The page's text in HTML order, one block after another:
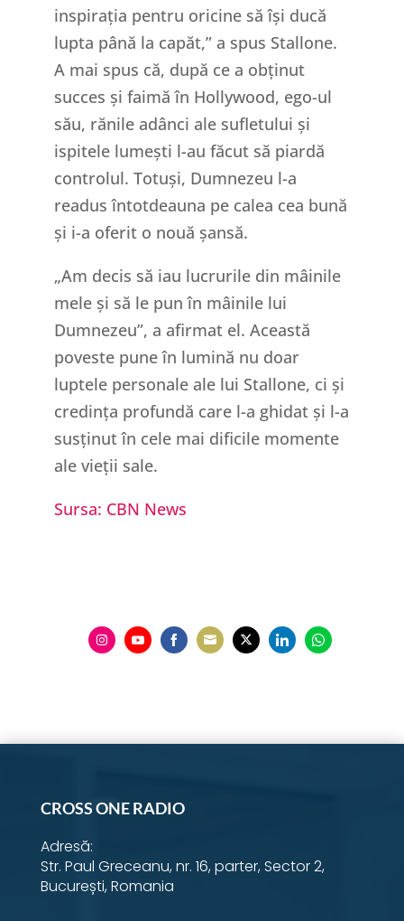
inspirația pentru oricine să își ducă
lupta până la capăt,” a spus Stallone.
A mai spus că, după ce a obținut
succes și faimă în Hollywood, ego-ul
său, rănile adânci ale sufletului și
ispitele lumești l-au făcut să piardă
controlul. Totuși, Dumnezeu l-a
readus întotdeauna pe calea cea bună
și i-a oferit o nouă șansă.
„Am decis să iau lucrurile din mâinile
mele și să le pun în mâinile lui
Dumnezeu”, a afirmat el. Această
poveste pune în lumină nu doar
luptele personale ale lui Stallone, ci și
credința profundă care l-a ghidat și l-a
susținut în cele mai dificile momente
ale vieții sale.
Sursa: CBN News
CROSS ONE RADIO
Adresă:
Str. Paul Greceanu, nr. 16, parter, Sector 2,
București, Romania